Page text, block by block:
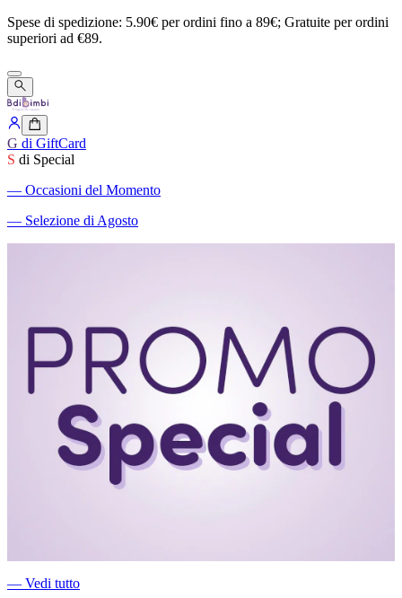
Spese di spedizione: 5.90€ perordini fino a 89€; Gratuite perordini
superiori ad €89.
G di GiftCard
S di Special
― Occasioni del Momento
― Selezione di Agosto
― Vedi tutto